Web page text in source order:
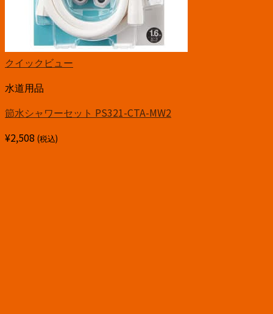
クイックビュー
水道用品
節水シャワーセット PS321-CTA-MW2
¥2,508 (税込)